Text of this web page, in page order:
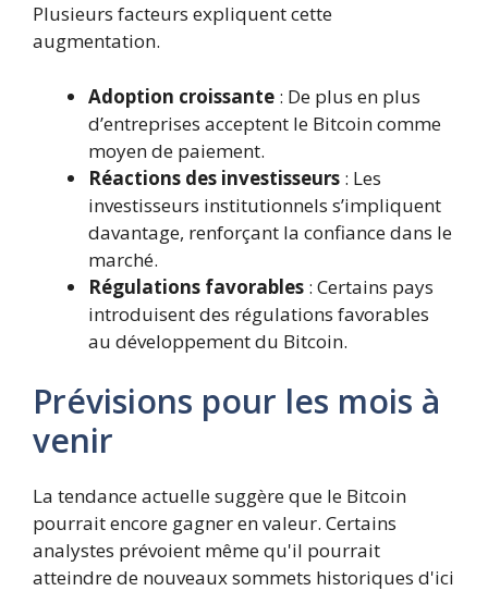
Plusieurs facteurs expliquent cette
augmentation.
Adoption croissante : De plus en plus
d’entreprises acceptent le Bitcoin comme
moyen de paiement.
Réactions des investisseurs : Les
investisseurs institutionnels s’impliquent
davantage, renforçant la confiance dans le
marché.
Régulations favorables : Certains pays
introduisent des régulations favorables
au développement du Bitcoin.
Prévisions pour les mois à
venir
La tendance actuelle suggère que le Bitcoin
pourrait encore gagner en valeur. Certains
analystes prévoient même qu'il pourrait
atteindre de nouveaux sommets historiques d'ici